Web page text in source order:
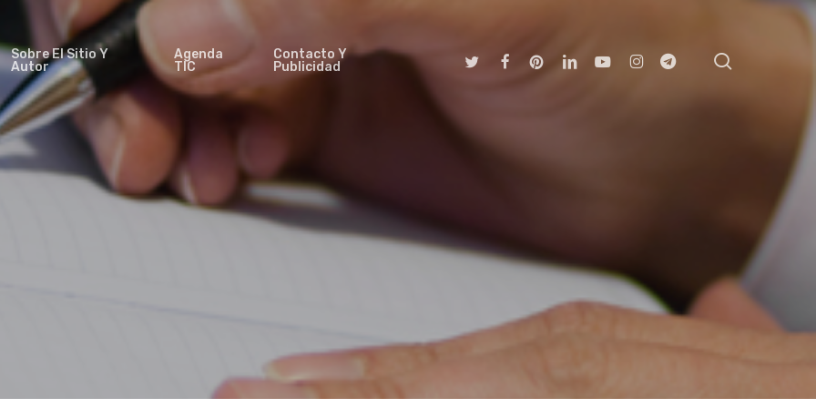
Sobre El Sitio Y
Autor
Agenda
TIC
Contacto Y
Publicidad
TwitterFacebookPinterestLinkedinYoutubeInstagramTelegram